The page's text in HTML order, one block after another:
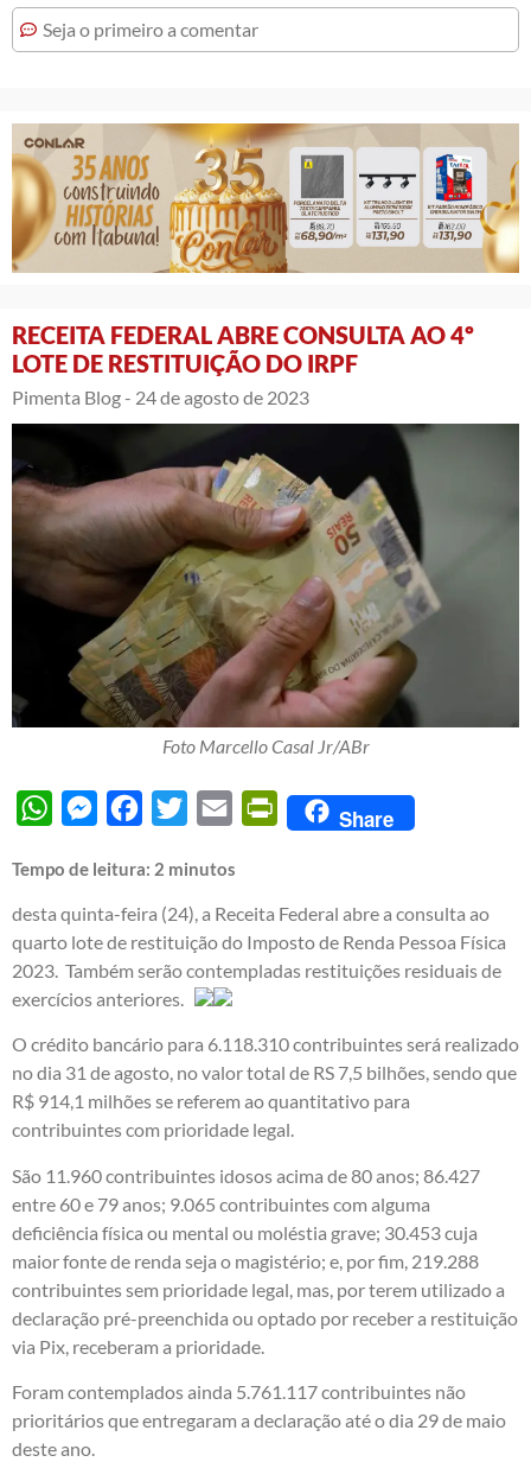
Seja o primeiro a comentar
RECEITA FEDERAL ABRE CONSULTA AO 4º
LOTE DE RESTITUIÇÃO DO IRPF
Pimenta Blog - 24 de agosto de 2023
Foto Marcello Casal Jr/ABr
WhatsAppMessengerFacebook
Twitter Email PrintFriendly
Share
Tempo de leitura: 2 minutos
desta quinta-feira (24), a Receita Federal abre a consulta ao
quarto lote de restituição do Imposto de Renda Pessoa Física
2023. Também serão contempladas restituições residuais de
exercícios anteriores.
O crédito bancário para 6.118.310 contribuintes será realizado
no dia 31 de agosto, no valor total de RS 7,5 bilhões, sendo que
R$ 914,1 milhões se referem ao quantitativo para
contribuintes com prioridade legal.
São 11.960 contribuintes idosos acima de 80 anos; 86.427
entre 60 e 79 anos; 9.065 contribuintes com alguma
deficiência física ou mental ou moléstia grave; 30.453 cuja
maior fonte de renda seja o magistério; e, por fim, 219.288
contribuintes sem prioridade legal, mas, por terem utilizado a
declaração pré-preenchida ou optado por receber a restituição
via Pix, receberam a prioridade.
Foram contemplados ainda 5.761.117 contribuintes não
prioritários que entregaram a declaração até o dia 29 de maio
deste ano.